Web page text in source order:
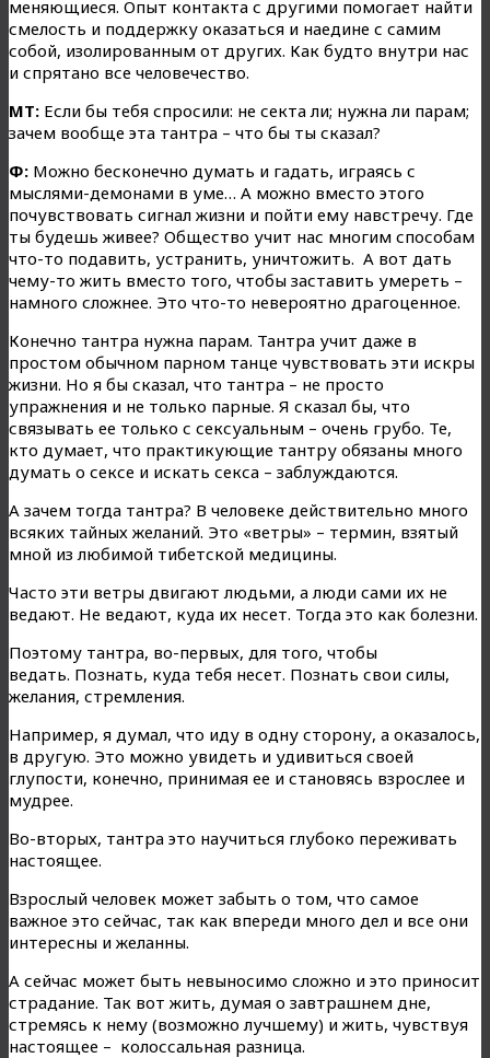
меняющиеся. Опыт контакта с другими помогает найти
смелость и поддержку оказаться и наедине с самим
собой, изолированным от других. Как будто внутри нас
и спрятано все человечество.
МТ: Если бы тебя спросили: не секта ли; нужна ли парам;
зачем вообще эта тантра – что бы ты сказал?
Ф: Можно бесконечно думать и гадать, играясь с
мыслями-демонами в уме… А можно вместо этого
почувствовать сигнал жизни и пойти ему навстречу. Где
ты будешь живее? Общество учит нас многим способам
что-то подавить, устранить, уничтожить. А вот дать
чему-то жить вместо того, чтобы заставить умереть –
намного сложнее. Это что-то невероятно драгоценное.
Конечно тантра нужна парам. Тантра учит даже в
простом обычном парном танце чувствовать эти искры
жизни. Но я бы сказал, что тантра – не просто
упражнения и не только парные. Я сказал бы, что
связывать ее только с сексуальным – очень грубо. Те,
кто думает, что практикующие тантру обязаны много
думать о сексе и искать секса – заблуждаются.
А зачем тогда тантра? В человеке действительно много
всяких тайных желаний. Это «ветры» – термин, взятый
мной из любимой тибетской медицины.
Часто эти ветры двигают людьми, а люди сами их не
ведают. Не ведают, куда их несет. Тогда это как болезни.
Поэтому тантра, во-первых, для того, чтобы
ведать. Познать, куда тебя несет. Познать свои силы,
желания, стремления.
Например, я думал, что иду в одну сторону, а оказалось,
в другую. Это можно увидеть и удивиться своей
глупости, конечно, принимая ее и становясь взрослее и
мудрее.
Во-вторых, тантра это научиться глубоко переживать
настоящее.
Взрослый человек может забыть о том, что самое
важное это сейчас, так как впереди много дел и все они
интересны и желанны.
А сейчас может быть невыносимо сложно и это приносит
страдание. Так вот жить, думая о завтрашнем дне,
стремясь к нему (возможно лучшему) и жить, чувствуя
настоящее – колоссальная разница.